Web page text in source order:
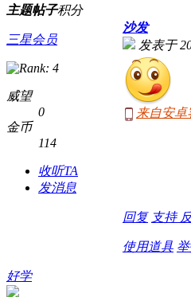
主题帖子积分
三星会员
威望
0
金币
114
收听TA
发消息
沙发
发表于
来自安卓
回复 支持
使用道具
好学